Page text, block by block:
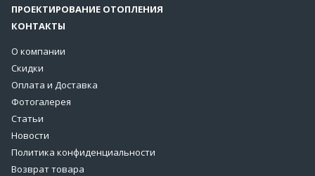
ПРОЕКТИРОВАНИЕ ОТОПЛЕНИЯ
КОНТАКТЫ
О компании
Скидки
Оплата и Доставка
Фотогалерея
Статьи
Новости
Политика конфиденциальности
Возврат товара